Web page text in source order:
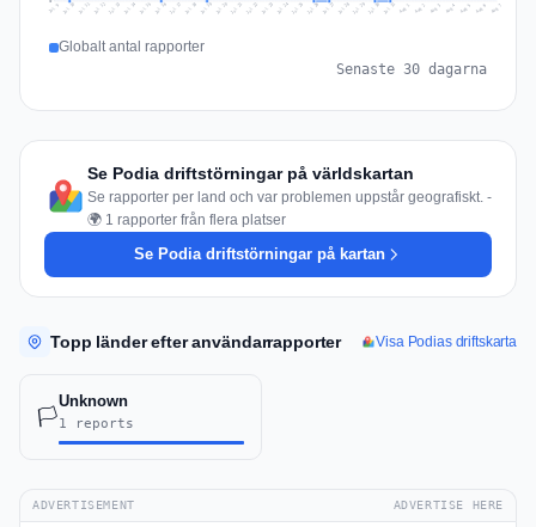
Jul 9 Jul 10 Jul 11 Jul 12 Jul 13 Jul 14 Jul 15 Jul 16 Jul 17 Jul 18 Jul 19 Jul 20 Jul 21 Jul 22 Jul 23 Jul 24 Jul 25 Jul 26 Jul 27 Jul 28 Jul 29 Jul 30 Jul 31 Aug 1 Aug 2 Aug 3 Aug 4 Aug 5 Aug 6 Aug 7
Globalt antal rapporter
Senaste 30 dagarna
Se Podia driftstörningar på världskartan
Se rapporter per land och var problemen uppstår geografiskt. -
🌍 1 rapporter från flera platser
Se Podia driftstörningar på kartan
Topp länder efter användarrapporter Visa Podias driftskarta
🏳️
Unknown
1 reports
ADVERTISEMENT ADVERTISE HERE